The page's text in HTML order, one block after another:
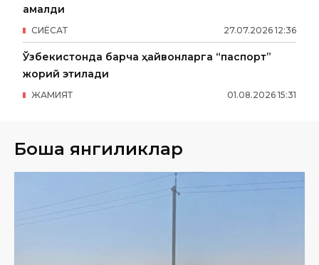
қамалди
27.07.2026 12:36
СИËСАТ
Ўзбекистонда барча ҳайвонларга “паспорт”
жорий этилади
01.08.2026 15:31
ЖАМИЯТ
Бошқа янгиликлар